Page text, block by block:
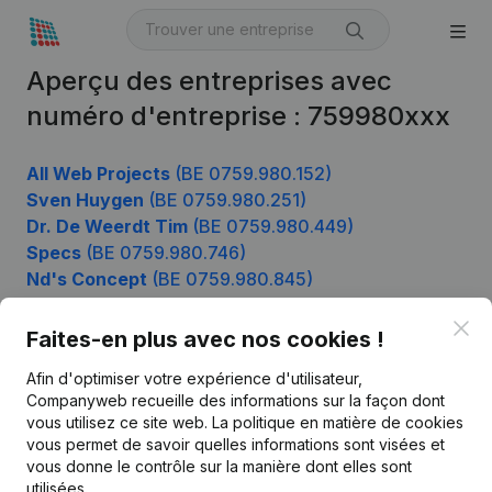
Aperçu des entreprises avec
numéro d'entreprise : 759980xxx
All Web Projects (BE 0759.980.152)
Sven Huygen (BE 0759.980.251)
Dr. De Weerdt Tim (BE 0759.980.449)
Specs (BE 0759.980.746)
Nd's Concept (BE 0759.980.845)
Faites-en plus avec nos cookies !
Afin d'optimiser votre expérience d'utilisateur,
Companyweb recueille des informations sur la façon dont
vous utilisez ce site web. La politique en matière de cookies
vous permet de savoir quelles informations sont visées et
vous donne le contrôle sur la manière dont elles sont
utilisées.
Français
Informations d’entreprise
Monitoring